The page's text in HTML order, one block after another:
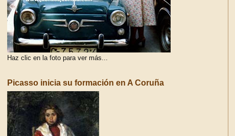
Haz clic en la foto para ver más...
Picasso inicia su formación en A Coruña